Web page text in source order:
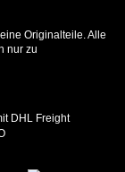
Originalteile. Alle
nur zu